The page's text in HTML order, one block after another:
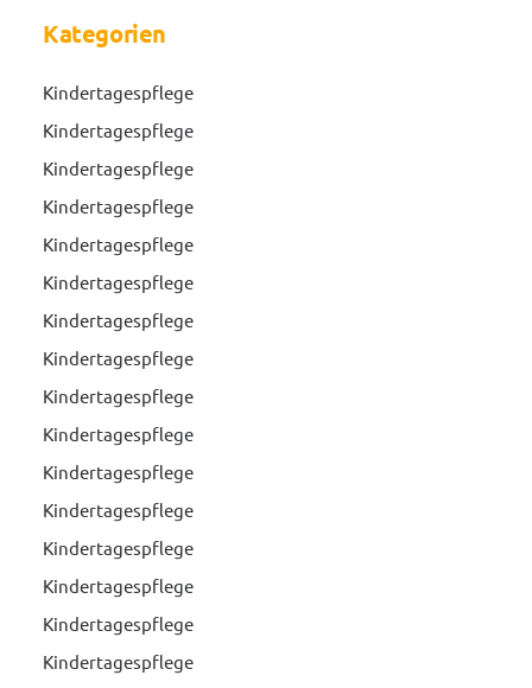
Kategorien
Kindertagespflege
Kindertagespflege
Kindertagespflege
Kindertagespflege
Kindertagespflege
Kindertagespflege
Kindertagespflege
Kindertagespflege
Kindertagespflege
Kindertagespflege
Kindertagespflege
Kindertagespflege
Kindertagespflege
Kindertagespflege
Kindertagespflege
Kindertagespflege